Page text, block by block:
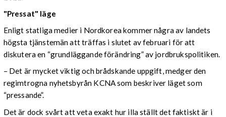
"Pressat" läge
Enligt statliga medier i Nordkorea kommer några av landets
högsta tjänstemän att träffas i slutet av februari för att
diskutera en “grundläggande förändring” av jordbrukspolitiken.
– Det är mycket viktig och brådskande uppgift, medger den
regimtrogna nyhetsbyrån KCNA som beskriver läget som
“pressande”.
Det är dock svårt att veta exakt hur illa ställt det faktiskt är i